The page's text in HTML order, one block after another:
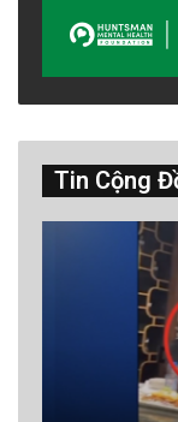
Tin Cộng